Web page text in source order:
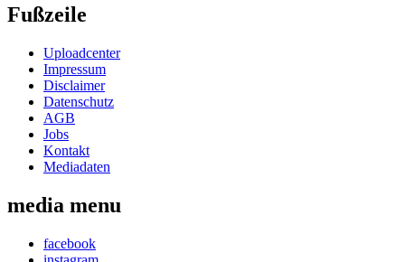
Fußzeile
Uploadcenter
Impressum
Disclaimer
Datenschutz
AGB
Jobs
Kontakt
Mediadaten
media menu
facebook